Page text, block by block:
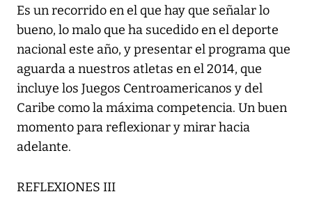
Es un recorrido en el que hay que señalar lo
bueno, lo malo que ha sucedido en el deporte
nacional este año, y presentar el programa que
aguarda a nuestros atletas en el 2014, que
incluye los Juegos Centroamericanos y del
Caribe como la máxima competencia. Un buen
momento para reflexionar y mirar hacia
adelante.
REFLEXIONES III